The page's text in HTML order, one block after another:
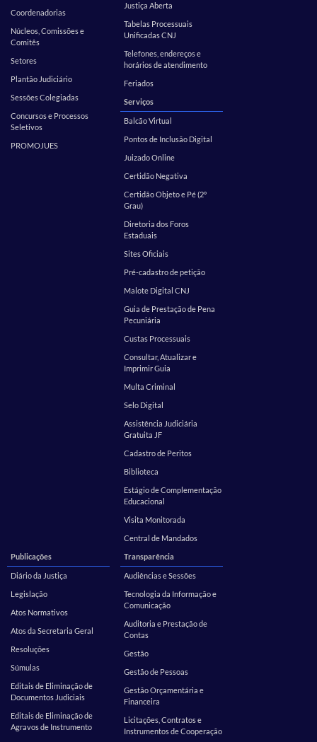
Coordenadorias
Núcleos, Comissões e
Comitês
Setores
Plantão Judiciário
Sessões Colegiadas
Concursos e Processos
Seletivos
PROMOJUES
Justiça Aberta
Tabelas Processuais
Unificadas CNJ
Telefones, endereços e
horários de atendimento
Feriados
Serviços
Balcão Virtual
Pontos de Inclusão Digital
Juizado Online
Certidão Negativa
Certidão Objeto e Pé (2º
Grau)
Diretoria dos Foros
Estaduais
Sites Oficiais
Pré-cadastro de petição
Malote Digital CNJ
Guia de Prestação de Pena
Pecuniária
Custas Processuais
Consultar, Atualizar e
Imprimir Guia
Multa Criminal
Selo Digital
Assistência Judiciária
Gratuita JF
Cadastro de Peritos
Biblioteca
Estágio de Complementação
Educacional
Visita Monitorada
Central de Mandados
Publicações
Diário da Justiça
Legislação
Atos Normativos
Atos da Secretaria Geral
Resoluções
Súmulas
Editais de Eliminação de
Documentos Judiciais
Editais de Eliminação de
Agravos de Instrumento
Transparência
Audiências e Sessões
Tecnologia da Informação e
Comunicação
Auditoria e Prestação de
Contas
Gestão
Gestão de Pessoas
Gestão Orçamentária e
Financeira
Licitações, Contratos e
Instrumentos de Cooperação